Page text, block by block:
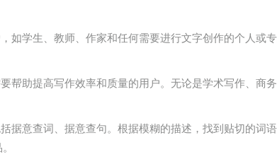
如学生、教师、作家和任何需要进行文字创作的个人或
帮助提高写作效率和质量的用户。无论是学术写作、商
据意查词、据意查句。根据模糊的描述，找到贴切的词